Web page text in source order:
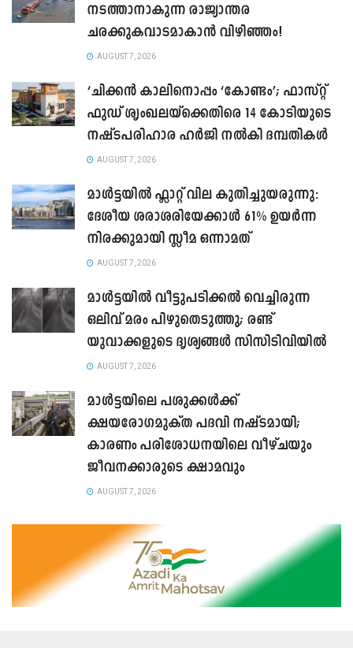
നടത്താനാകുന്ന രാജ്യാന്തര
ചരക്കുകവാടമാകാൻ വിഴിഞ്ഞം!
AUGUST 7, 2026
‘ചിക്കൻ കാലിനൊപ്പം ‘കോണ്ടം’; ഫാസ്റ്റ്
ഫുഡ് ശൃംഖലയ്ക്കെതിരെ 14 കോടിയുടെ
നഷ്ടപരിഹാര ഹർജി നൽകി ദമ്പതികൾ
AUGUST 7, 2026
മാൾട്ടയിൽ ഫ്ലാറ്റ് വില കുതിച്ചുയരുന്നു:
ദേശീയ ശരാശരിയേക്കാൾ 61% ഉയർന്ന
നിരക്കുമായി സ്ലീമ ഒന്നാമത്
AUGUST 7, 2026
മാൾട്ടയിൽ വീട്ടുപടിക്കൽ വെച്ചിരുന്ന
ഒലിവ് മരം പിഴുതെടുത്തു; രണ്ട്
യുവാക്കളുടെ ദൃശ്യങ്ങൾ സിസിടിവിയിൽ
AUGUST 7, 2026
മാൾട്ടയിലെ പശുക്കൾക്ക്
ക്ഷയരോഗമുക്ത പദവി നഷ്ടമായി;
കാരണം പരിശോധനയിലെ വീഴ്ചയും
ജീവനക്കാരുടെ ക്ഷാമവും
AUGUST 7, 2026